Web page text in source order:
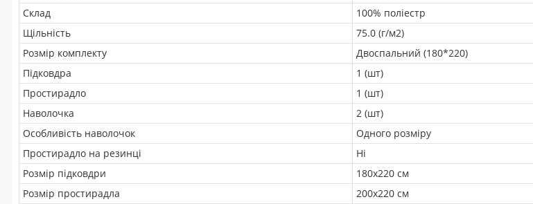
Склад
100% поліестр
Щільність
75.0 (г/м2)
Розмір комплекту
Двоспальний (180*220)
Підковдра
1 (шт)
Простирадло
1 (шт)
Наволочка
2 (шт)
Особливість наволочок
Одного розміру
Простирадло на резинці
Ні
Розмір підковдри
180х220 см
Розмір простирадла
200х220 см